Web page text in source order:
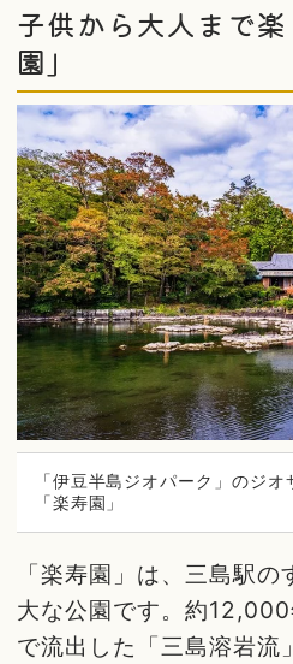
子供から大人まで
園」
「伊豆半島ジオパーク」のジ
「楽寿園」
「楽寿園」は、三島駅
大な公園です。約
で流出した「三島溶岩流